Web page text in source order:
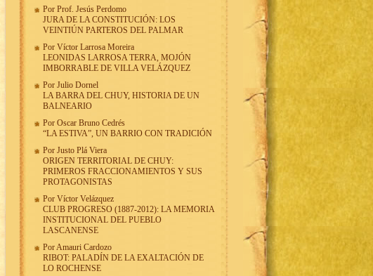
Por Prof. Jesús Perdomo
JURA DE LA CONSTITUCIÓN: LOS
VEINTIÚN PARTEROS DEL PALMAR
Por Víctor Larrosa Moreira
LEONIDAS LARROSA TERRA, MOJÓN
IMBORRABLE DE VILLA VELÁZQUEZ
Por Julio Dornel
LA BARRA DEL CHUY, HISTORIA DE UN
BALNEARIO
Por Oscar Bruno Cedrés
“LA ESTIVA”, UN BARRIO CON TRADICIÓN
Por Justo Plá Viera
ORIGEN TERRITORIAL DE CHUY:
PRIMEROS FRACCIONAMIENTOS Y SUS
PROTAGONISTAS
Por Víctor Velázquez
CLUB PROGRESO (1887-2012): LA MEMORIA
INSTITUCIONAL DEL PUEBLO
LASCANENSE
PorAmauri Cardozo
RIBOT: PALADÍN DE LA EXALTACIÓN DE
LO ROCHENSE